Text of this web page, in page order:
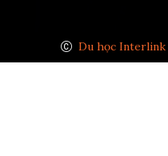
Du học Interlink